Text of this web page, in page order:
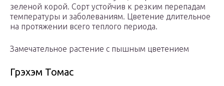
зеленой корой. Сорт устойчив к резким перепадам
температуры и заболеваниям. Цветение длительное
на протяжении всего теплого периода.
Замечательное растение с пышным цветением
Грэхэм Томас